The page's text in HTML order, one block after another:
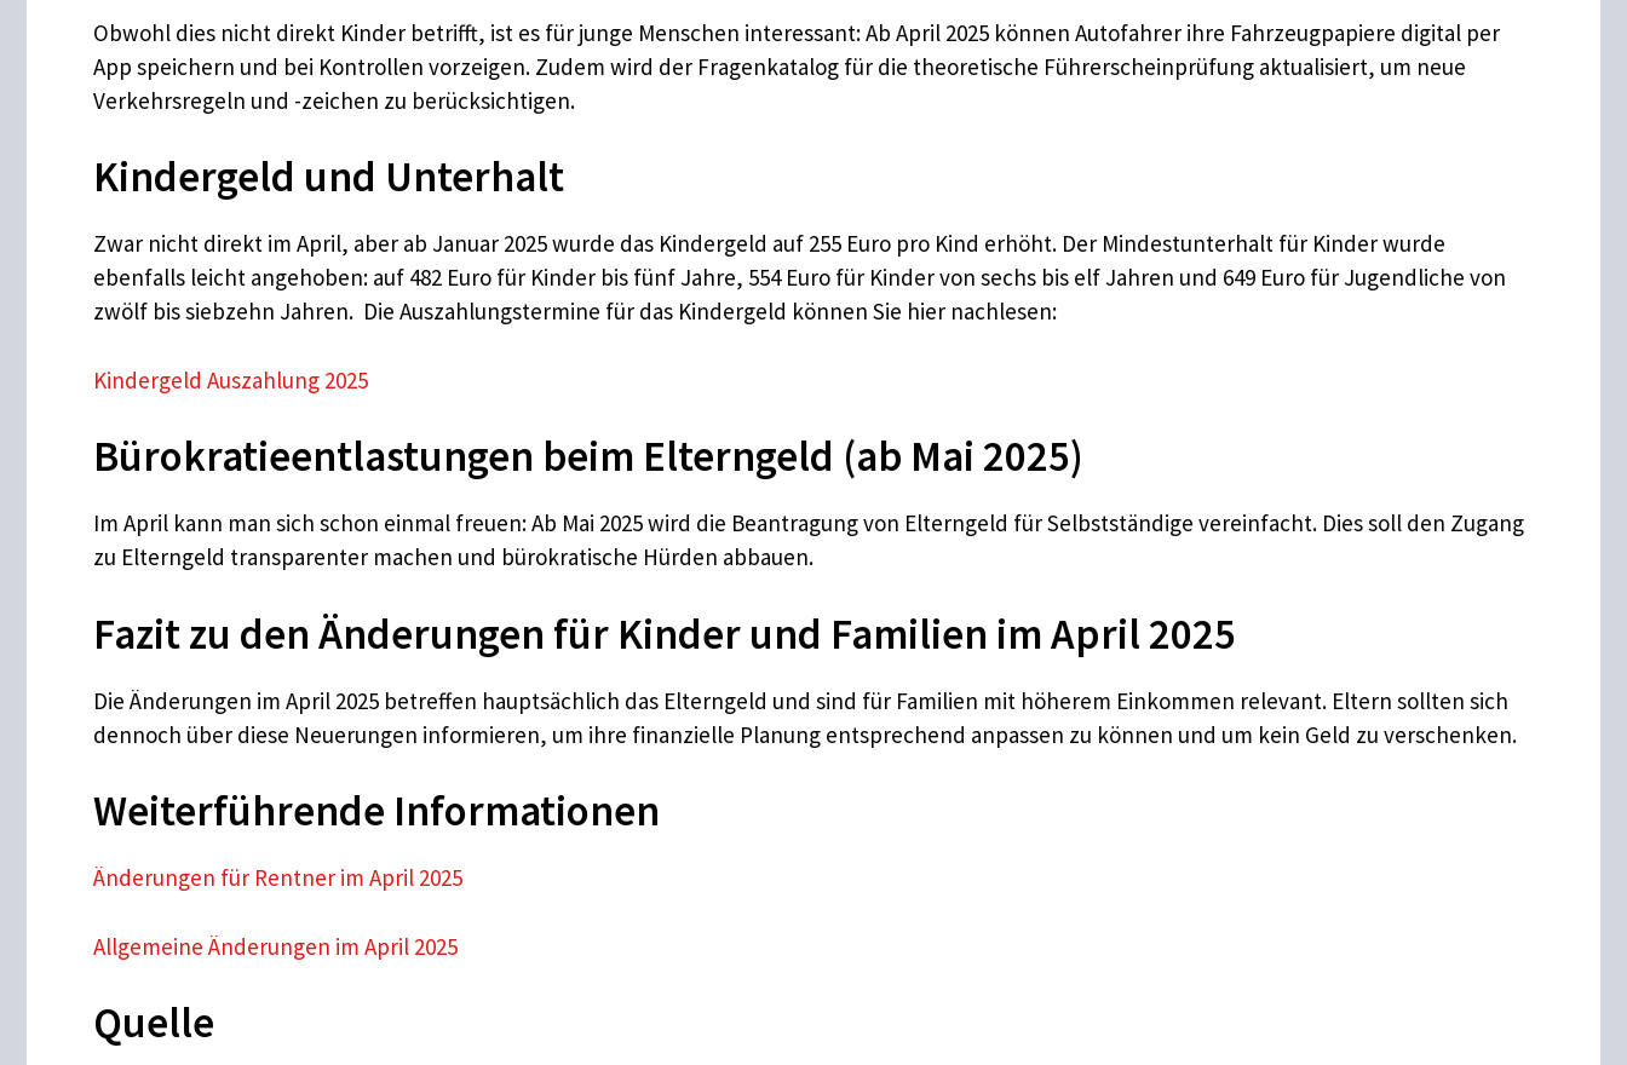
Obwohl dies nicht direkt Kinder betrifft, ist es für junge Menschen interessant: Ab April 2025 können Autofahrer ihre Fahrzeugpapiere digital per
App speichern und bei Kontrollen vorzeigen. Zudem wird der Fragenkatalog für die theoretische Führerscheinprüfung aktualisiert, um neue
Verkehrsregeln und -zeichen zu berücksichtigen.
Kindergeld und Unterhalt
Zwar nicht direkt im April, aber ab Januar 2025 wurde das Kindergeld auf 255 Euro pro Kind erhöht. Der Mindestunterhalt für Kinder wurde
ebenfalls leicht angehoben: auf 482 Euro für Kinder bis fünf Jahre, 554 Euro für Kinder von sechs bis elf Jahren und 649 Euro für Jugendliche von
zwölf bis siebzehn Jahren. Die Auszahlungstermine für das Kindergeld können Sie hier nachlesen:
Kindergeld Auszahlung 2025
Bürokratieentlastungen beim Elterngeld (ab Mai 2025)
Im April kann man sich schon einmal freuen: Ab Mai 2025 wird die Beantragung von Elterngeld für Selbstständige vereinfacht. Dies soll den Zugang
zu Elterngeld transparenter machen und bürokratische Hürden abbauen.
Fazit zu den Änderungen für Kinder und Familien im April 2025
Die Änderungen im April 2025 betreffen hauptsächlich das Elterngeld und sind für Familien mit höherem Einkommen relevant. Eltern sollten sich
dennoch über diese Neuerungen informieren, um ihre finanzielle Planung entsprechend anpassen zu können und um kein Geld zu verschenken.
Weiterführende Informationen
Änderungen für Rentner im April 2025
Allgemeine Änderungen im April 2025
Quelle